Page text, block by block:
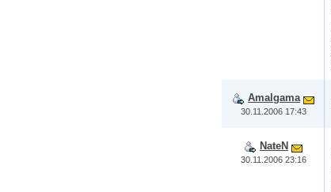
Amalgama
30.11.2006 17:43
NateN
30.11.2006 23:16